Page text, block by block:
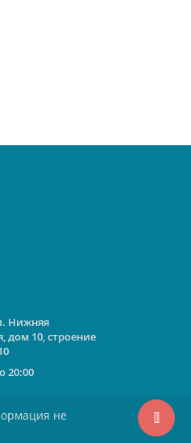
Нижняя
дом 10, строение
20:00
не